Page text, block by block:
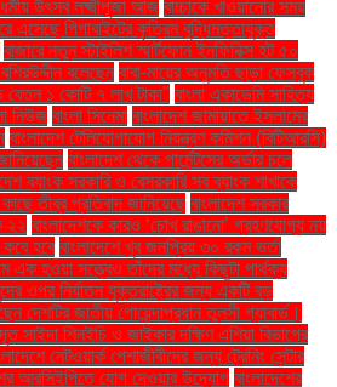
উৎসব লক্ষ্মীপূজা আজ বাচ্চাকে খাওয়ানোর সময়
এসেছে গিগাবাইটের কৃত্রিম বুদ্ধিমত্তাযুক্ত
বাজারে নতুন স্টাইলিশ স্মার্টফোন ইনফিনিক্স হট ৫০
বলেছেন বাবা-মায়ের অনুমতি ছাড়া ফেসবুক
বেতন ১ কোটি ৭ লাখ টাকা" বাংলা একাডেমি সাহিত্য
নিউজ বাংলা সিনেমা বাংলাদেশ জামায়াতে ইসলামের
বাংলাদেশ টেলিযোগাযোগ নিয়ন্ত্রণ কমিশন (বিটিআরসি)
বাংলাদেশ থেকে গার্মেন্টসের অর্ডার চলে
ব্যাংক সরকারি ও বেসরকারি সব ব্যাংক শাখাকে
তীব্র প্রতিবাদ জানিয়েছে বাংলাদেশ সরকার
২২ বাংলাদেশকে কারও ‘চোখ রাঙানো’ গ্রহণযোগ্য নয়
কবে হবে বাংলাদেশে খুব জনপ্রিয় ৩০ রকম ভর্তা
এক হওয়া সত্ত্বেও তাঁদের মধ্যে কিছুটা পার্থক্য
ওপর নির্যাতন যুক্তরাষ্ট্রের জন্য একটি বড়
দেশটির জাতীয় গোয়েন্দাপ্রধান তুলসী গ্যাবার্ড।
সাইদা শিনইচি ও জাইকার দক্ষিণ এশিয়া বিভাগের
নেটওয়ার্ক পেশাজীবীদের জন্য ট্রেনিং সেন্টার
আরসিইপিতে যোগ দেওয়ার উদ্যোগ বাংলাদেশের